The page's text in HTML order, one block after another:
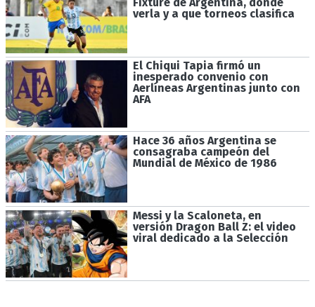
verla y a que torneos clasifica
El Chiqui Tapia firmó un
inesperado convenio con
Aerlíneas Argentinas junto con
AFA
Hace 36 años Argentina se
consagraba campeón del
Mundial de México de 1986
Messi y la Scaloneta, en
versión Dragon Ball Z: el video
viral dedicado a la Selección